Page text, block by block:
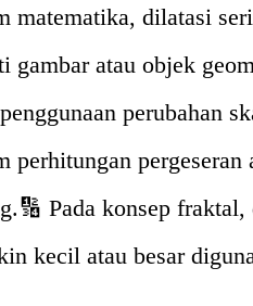
matematika, dilatasi
gambar atau objek
perubahan
perhitungan
Pada konsep
kecil atau besar